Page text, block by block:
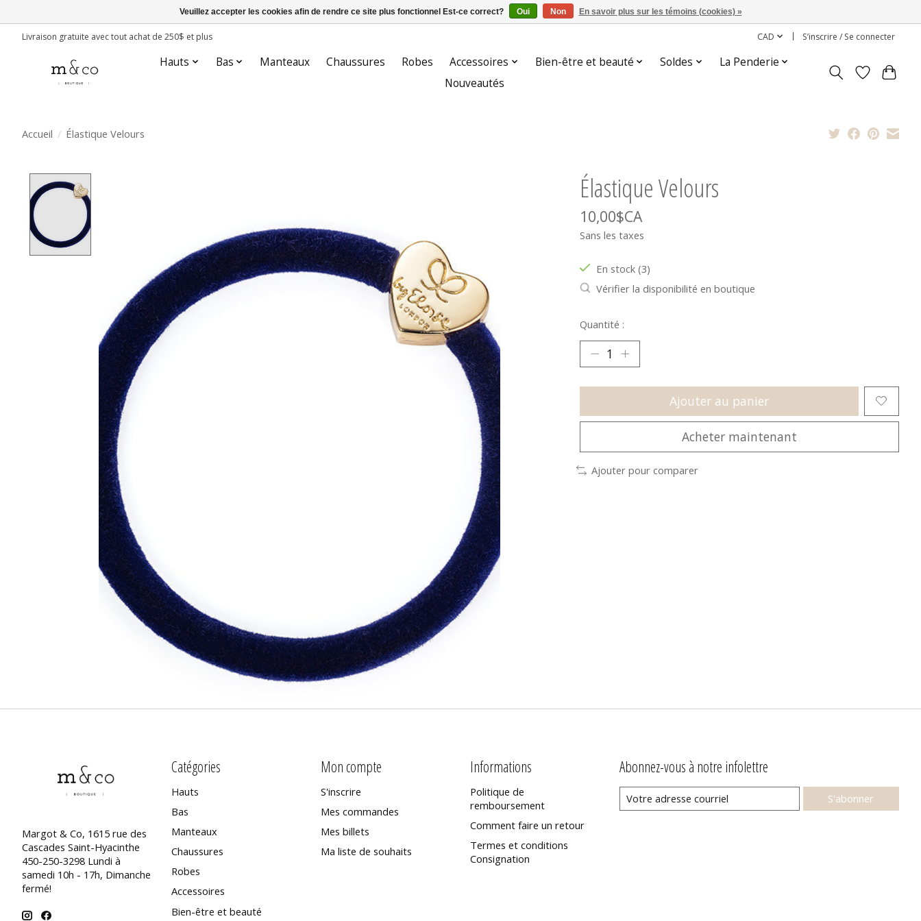
Livraison gratuite avec tout achat de 250$ et plus CAD S’inscrire / Se connecter
Hauts Bas Manteaux Chaussures Robes Accessoires Bien-être et beauté Soldes
La Penderie
Nouveautés
Accueil / Élastique Velours
Élastique Velours
10,00$CA
Sans les taxes
En stock (3)
Vérifier la disponibilité en boutique
Quantité :
Ajouter au panier
Acheter maintenant
Ajouter pour comparer
Margot & Co, 1615 rue des
Cascades Saint-Hyacinthe
450-250-3298 Lundi à
samedi 10h - 17h, Dimanche
fermé!
Catégories
Hauts
Bas
Manteaux
Chaussures
Robes
Accessoires
Bien-être et beauté
Mon compte
S'inscrire
Mes commandes
Mes billets
Ma liste de souhaits
Informations
Politique de
remboursement
Comment faire un retour
Termes et conditions
Consignation
Abonnez-vous à notre infolettre
S'abonner
Veuillez accepter les cookies afin de rendre ce site plus fonctionnel Est-ce correct? Oui Non En savoir plus sur les témoins (cookies) »